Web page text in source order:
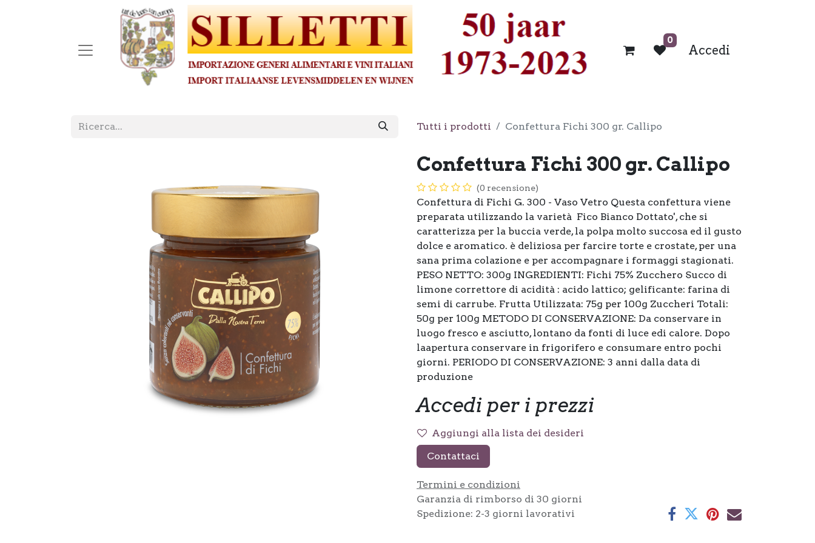
0
Accedi
Tutti i prodotti Confettura Fichi 300 gr. Callipo
Confettura Fichi 300 gr. Callipo
(0 recensione)
Confettura di Fichi G. 300 - Vaso Vetro Questa confettura viene
preparata utilizzando la varietà Fico Bianco Dottato', che si
caratterizza per la buccia verde, la polpa molto succosa ed il gusto
dolce e aromatico. è deliziosa per farcire torte e crostate, per una
sana prima colazione e per accompagnare i formaggi stagionati.
PESO NETTO: 300g INGREDIENTI: Fichi 75% Zucchero Succo di
limone correttore di acidità : acido lattico; gelificante: farina di
semi di carrube. Frutta Utilizzata: 75g per 100g Zuccheri Totali:
50g per 100g METODO DI CONSERVAZIONE: Da conservare in
luogo fresco e asciutto, lontano da fonti di luce edi calore. Dopo
laapertura conservare in frigorifero e consumare entro pochi
giorni. PERIODO DI CONSERVAZIONE: 3 anni dalla data di
produzione
Accedi per i prezzi
Aggiungi alla lista dei desideri
Contattaci
Termini e condizioni
Garanzia di rimborso di 30 giorni
Spedizione: 2-3 giorni lavorativi